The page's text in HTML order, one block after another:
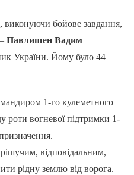
виконуючи бойове завдання,
Павлишен Вадим
України. Йому було 44
1-го кулеметного
роти вогневої підтримки 1-
відповідальним,
рідну землю від ворога.